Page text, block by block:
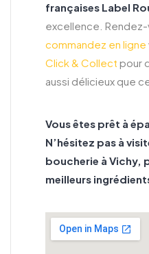
françaises Label
excellence. Rendez-
commandez en ligne
Click & Collect pour
aussi délicieux que
Vous êtes prêt à
N’hésitez pas à
boucherie à Vichy,
meilleurs